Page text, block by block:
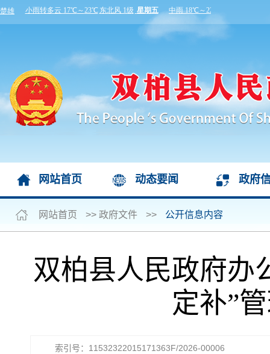
网站首页 动态要闻 政府
网站首页 >> 政府文件 >> 公开信息内容
双柏县人民政府办
定补”
索引号：11532322015171363F/2026-00006